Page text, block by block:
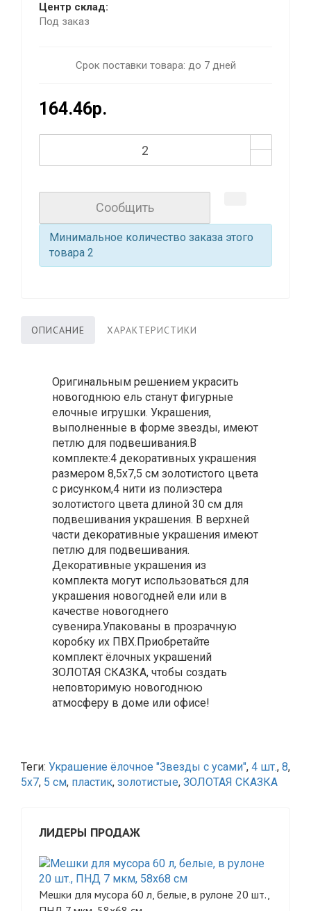
Центр склад:
Под заказ
Срок поставки товара: до 7 дней
164.46р.
Сообщить
Минимальное количество заказа этого
товара 2
ОПИСАНИЕ ХАРАКТЕРИСТИКИ
Оригинальным решением украсить
новогоднюю ель станут фигурные
елочные игрушки. Украшения,
выполненные в форме звезды, имеют
петлю для подвешивания.В
комплекте:4 декоративных украшения
размером 8,5x7,5 см золотистого цвета
с рисунком,4 нити из полиэстера
золотистого цвета длиной 30 см для
подвешивания украшения. В верхней
части декоративные украшения имеют
петлю для подвешивания.
Декоративные украшения из
комплекта могут использоваться для
украшения новогодней ели или в
качестве новогоднего
сувенира.Упакованы в прозрачную
коробку их ПВХ.Приобретайте
комплект ёлочных украшений
ЗОЛОТАЯ СКАЗКА, чтобы создать
неповторимую новогоднюю
атмосферу в доме или офисе!
Теги: Украшение ёлочное "Звезды с усами", 4 шт., 8,
5х7, 5 см, пластик, золотистые, ЗОЛОТАЯ СКАЗКА
ЛИДЕРЫ ПРОДАЖ
Мешки для мусора 60 л, белые, в рулоне 20 шт.,